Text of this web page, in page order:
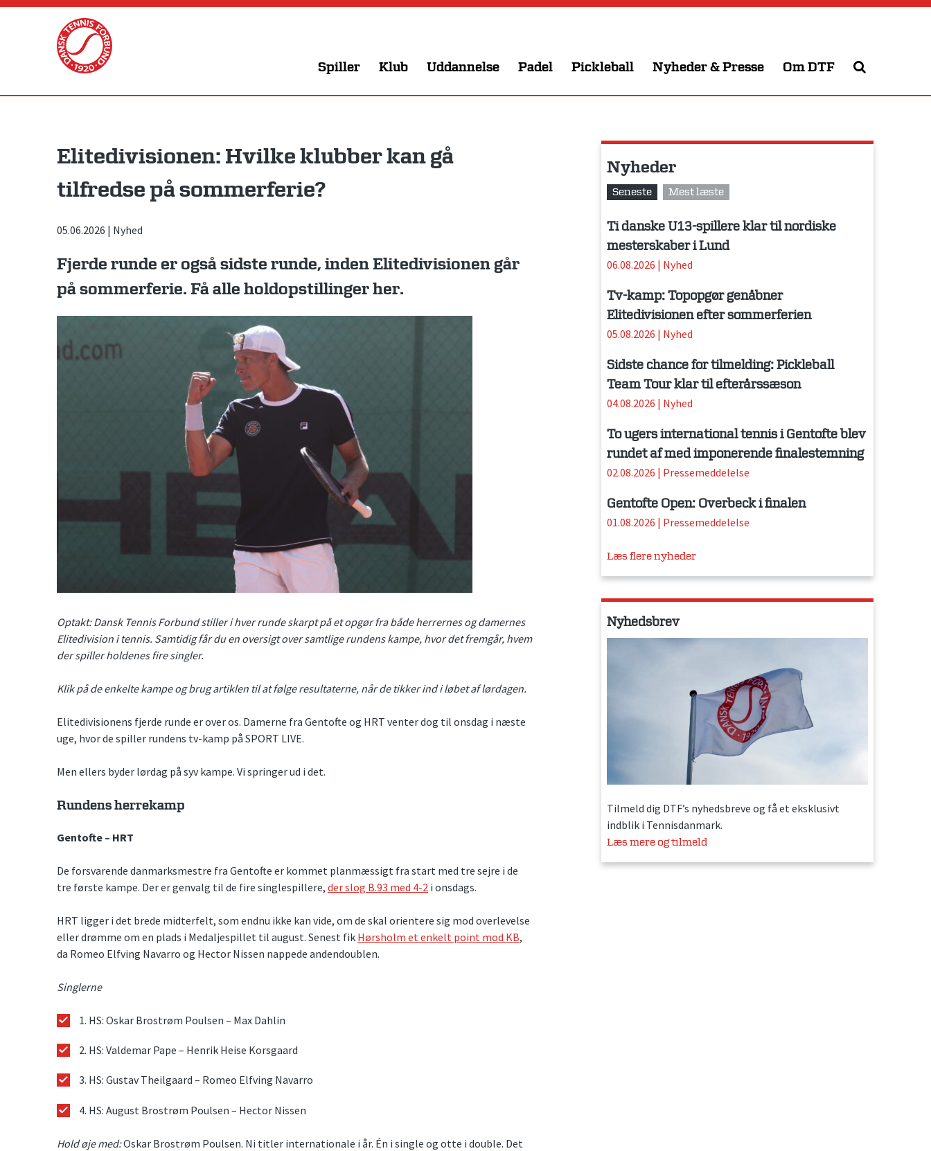
Skip
Spiller Klub Uddannelse Padel Pickleball Nyheder & Presse Om DTF
Elitedivisionen: Hvilke klubber kan gå
tilfredse på sommerferie?
05.06.2026 | Nyhed
Fjerde runde er også sidste runde, inden Elitedivisionen går
på sommerferie. Få alle holdopstillinger her.
Optakt: Dansk Tennis Forbund stiller i hver runde skarpt på et opgør fra både herrernes og damernes
Elitedivision i tennis. Samtidig får du en oversigt over samtlige rundens kampe, hvor det fremgår, hvem
der spiller holdenes fire singler.
Klik på de enkelte kampe og brug artiklen til at følge resultaterne, når de tikker ind i løbet af lørdagen.
Elitedivisionens fjerde runde er over os. Damerne fra Gentofte og HRT venter dog til onsdag i næste
uge, hvor de spiller rundens tv-kamp på SPORT LIVE.
Men ellers byder lørdag på syv kampe. Vi springer ud i det.
Rundens herrekamp
Gentofte – HRT
De forsvarende danmarksmestre fra Gentofte er kommet planmæssigt fra start med tre sejre i de
tre første kampe. Der er genvalg til de fire singlespillere, der slog B.93 med 4-2 i onsdags.
HRT ligger i det brede midterfelt, som endnu ikke kan vide, om de skal orientere sig mod overlevelse
eller drømme om en plads i Medaljespillet til august. Senest fik Hørsholm et enkelt point mod KB,
da Romeo Elfving Navarro og Hector Nissen nappede andendoublen.
Singlerne
1. HS: Oskar Brostrøm Poulsen – Max Dahlin
2. HS: Valdemar Pape – Henrik Heise Korsgaard
3. HS: Gustav Theilgaard – Romeo Elfving Navarro
4. HS: August Brostrøm Poulsen – Hector Nissen
Hold øje med:Oskar Brostrøm Poulsen. Ni titler internationale i år. Én i single og otte i double. Det
Nyheder
Seneste Mest læste
Ti danske U13-spillere klar til nordiske
mesterskaber i Lund
06.08.2026 | Nyhed
Tv-kamp: Topopgør genåbner
Elitedivisionen efter sommerferien
05.08.2026 | Nyhed
Sidste chance for tilmelding: Pickleball
Team Tour klar til efterårssæson
04.08.2026 | Nyhed
To ugers international tennis i Gentofte blev
rundet af med imponerende finalestemning
02.08.2026 | Pressemeddelelse
Gentofte Open: Overbeck i finalen
01.08.2026 | Pressemeddelelse
Læs flere nyheder
Nyhedsbrev
Tilmeld dig DTF’s nyhedsbreve og få et eksklusivt
indblik i Tennisdanmark.
Læs mere og tilmeld